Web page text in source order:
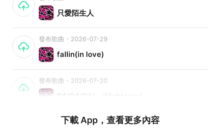
只愛陌生人
發布歌曲・2026-07-29
fallin(in love)
發布歌曲・2026-07-20
DA!DA!DA! （Nightcore)
下載 App，查看更多內容